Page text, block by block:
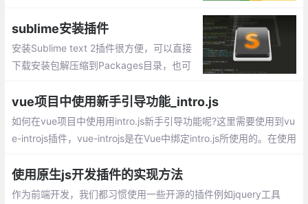
sublime安装插件
安装Sublime text 2插件很方便，可以直接
下载安装包解压缩到Packages目录，也可
线安装
vue项目中使用新手引导功能_intro.js
如何在vue项目中使用用intro.js新手引导功能呢?这里需要使用到vu
e-introjs插件，vue-introjs是在Vue中绑定intro.js所使用的。在使用
使用原生js开发插件的实现方法
作为前端开发，我们都习惯使用一些开源的插件例如jquery工具